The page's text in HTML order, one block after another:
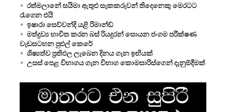
රත්මලානේ සයිමා ඇතුළු සැකකරුවන් තිදෙනෙකු මෙරටට
රැගෙන එයි
ඉෂාරා සෙව්වන්දි යළි රිමාන්ඩ්
මත්ද්‍රව්‍ය භාවිත කරන බස් රියදුරන් සොයන ජංගම පරීක්ෂණ
වැඩසටහන පුළුල් කෙරේ
ශිෂ්‍යත්ව ප්‍රතිඵල ලැබෙන දිනය ගැන ඉඟියක්
උසස් පෙළ විභාගය ගැන විභාග කොමසාරිස්ගෙන් දැනුම්දීමක්
Player